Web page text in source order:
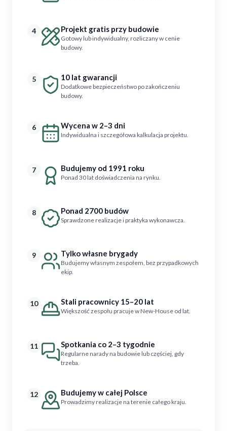
4 Projekt gratis przy budowie
Gotowy lub indywidualny, rozliczany w cenie
budowy.
5 10 lat gwarancji
Dodatkowe bezpieczeństwo po zakończeniu
budowy.
6 Wycena w 2–3 dni
Indywidualna i szczegółowa kalkulacja projektu.
7 Budujemy od 1991 roku
Ponad 30 lat doświadczenia na rynku.
8 Ponad 2700 budów
Sprawdzone realizacje i praktyka wykonawcza.
9 Tylko własne brygady
Budujemy własnym zespołem, bez przypadkowych
ekip.
10 Stali pracownicy 15–20 lat
Większość zespołu pracuje w New-House od lat.
11 Spotkania co 2–3 tygodnie
Regularne narady na budowie lub częściej, gdy
trzeba.
12 Budujemy w całej Polsce
Prowadzimy realizacje na terenie całego kraju.